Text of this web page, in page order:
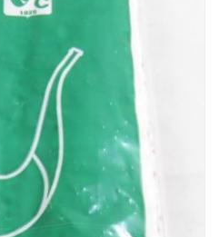
DES COOKIES
Certains de ces cookies
du site et ne peuvent être
ce site. Les autres améliorent
permettent de réaliser des